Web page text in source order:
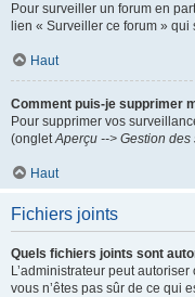
Pour surveiller un forum en
lien « Surveiller ce forum »
Haut
Comment puis-je supprimer
Pour supprimer vos
(ongletAperçu --> Gestion
Haut
Fichiers joints
Quels fichiers joints sont
L’administrateur peut
vous n’êtes pas sûr de ce qui